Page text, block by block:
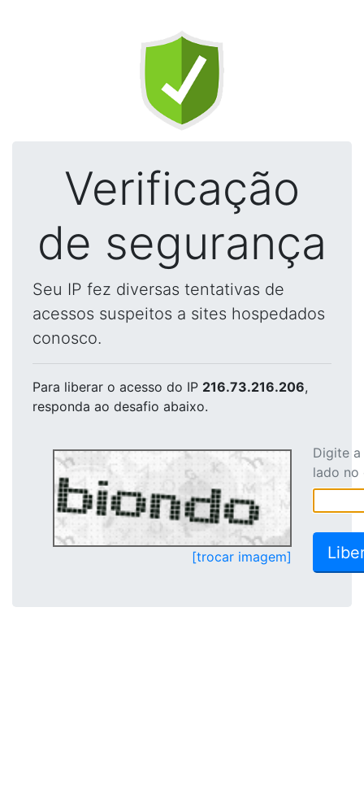
Verificação
de segurança
Seu IP fez diversas tentativas de
acessos suspeitos a sites hospedados
conosco.
Para liberar o acesso do IP 216.73.216.206,
responda ao desafio abaixo.
[trocar imagem]
Digite
lado no